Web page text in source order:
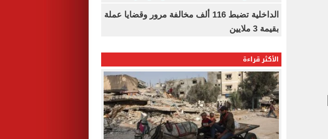
الداخلية تضبط 116 ألف مخالفة مرور وقضايا عملة
بقيمة 3 ملايين
الأكثر قراءة